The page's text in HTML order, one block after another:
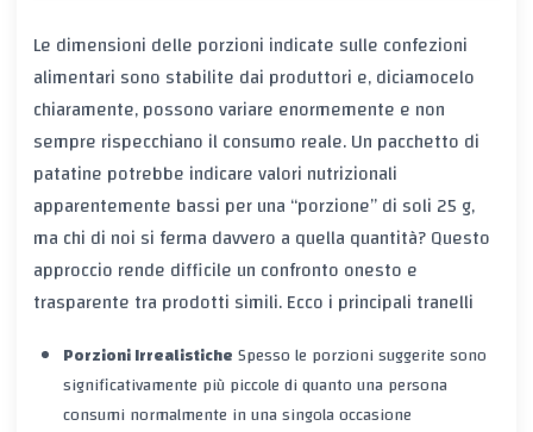
Le dimensioni delle porzioni indicate sulle confezioni
alimentari sono stabilite dai produttori e, diciamocelo
chiaramente, possono variare enormemente e non
sempre rispecchiano il consumo reale. Un pacchetto di
patatine potrebbe indicare valori nutrizionali
apparentemente bassi per una “porzione” di soli 25 g,
ma chi di noi si ferma davvero a quella quantità? Questo
approccio rende difficile un confronto onesto e
trasparente tra prodotti simili. Ecco i principali tranelli
Porzioni IrrealisticheSpesso le porzioni suggerite sono
significativamente più piccole di quanto una persona
consumi normalmente in una singola occasione